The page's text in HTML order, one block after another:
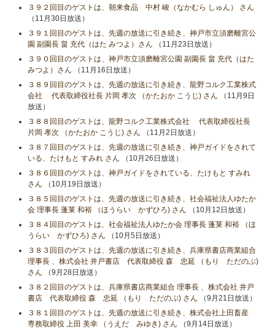
３９２回目のゲストは、朝来食品 中村 峻（なかむら しゅん） さん
（11月30日放送）
３９１回目のゲストは、先週の放送に引き続き、神戸市立須磨離宮公
園 副園長 畠 充代（はた みつよ）さん （11月23日放送）
３９０回目のゲストは、神戸市立須磨離宮公園 副園長 畠 充代（はた
みつよ）さん （11月16日放送）
３８９回目のゲストは、先週の放送に引き続き、龍野コルク工業株式
会社 代表取締役社長 片岡 孝次 （かたおか こうじ) さん （11月9日
放送）
３８８回目のゲストは、龍野コルク工業株式会社 代表取締役社長
片岡 孝次 （かたおか こうじ) さん （11月2日放送）
３８７回目のゲストは、先週の放送に引き続き、神戸ガイドをされて
いる、たけもと すみれ さん （10月26日放送）
３８６回目のゲストは、神戸ガイドをされている、たけもと すみれ
さん （10月19日放送）
３８５回目のゲストは、先週の放送に引き続き、社会福祉法人ゆたか
会 理事長 蓬莱 和裕 （ほうらい かずひろ) さん （10月12日放送）
３８４回目のゲストは、社会福祉法人ゆたか会 理事長 蓬莱 和裕 （ほ
うらい かずひろ) さん （10月5日放送）
３８３回目のゲストは、先週の放送に引き続き、兵庫県書店商業組合
理事長 、株式会社 井戸書店 代表取締役 森 忠延 （もり ただのぶ)
さん （9月28日放送）
３８２回目のゲストは、兵庫県書店商業組合 理事長 、株式会社 井戸
書店 代表取締役 森 忠延 （もり ただのぶ) さん （9月21日放送）
３８１回目のゲストは、先週の放送に引き続き、株式会社上田畜産
専務取締役 上田 美幸 （うえだ みゆき) さん （9月14日放送）